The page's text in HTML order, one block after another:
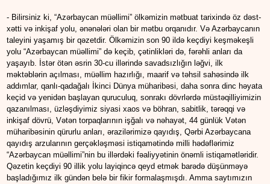
- Bilirsiniz ki, “Azərbaycan müəllimi” ölkəmizin mətbuat tarixində öz dəst-
xətti və inkişaf yolu, ənənələri olan bir mətbu orqanıdır. Və Azərbaycanın
taleyini yaşamış bir qəzetdir. Ölkəmizin son 90 ildə keçdiyi keşməkeşli
yolu “Azərbaycan müəllimi” də keçib, çətinlikləri də, fərəhli anları da
yaşayıb. İstər ötən əsrin 30-cu illərində savadsızlığın ləğvi, ilk
məktəblərin açılması, müəllim hazırlığı, maarif və təhsil sahəsində ilk
addımlar, qanlı-qadağalı İkinci Dünya müharibəsi, daha sonra dinc həyata
keçid və yenidən başlayan quruculuq, sonrakı dövrlərdə müstəqilliyimizin
qazanılması, üzləşdiyimiz siyasi xaos və böhran, sabitlik, tərəqqi və
inkişaf dövrü, Vətən torpaqlarının işğalı və nəhayət, 44 günlük Vətən
müharibəsinin qürurlu anları, ərazilərimizə qayıdış, Qərbi Azərbaycana
qayıdış arzularının gerçəkləşməsi istiqamətində milli hədəflərimiz
“Azərbaycan müəllimi”nin bu illərdəki fəaliyyətinin önəmli istiqamətləridir.
Qəzetin keçdiyi 90 illik yolu layiqincə qeyd etmək barədə düşünməyə
başladığımız ilk gündən belə bir fikir formalaşmışdı. Amma saytımızın